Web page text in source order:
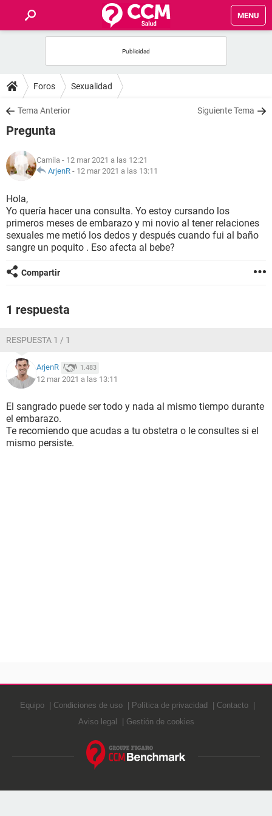
MENU
FOROS
SALUD
FAMILIA
NUTRICIÓN
BIENESTAR
SEXUALIDAD
GLOSARIO
Foros Sexualidad
Tema Anterior Siguiente Tema
Pregunta
Camila - 12 mar 2021 a las 12:21
ArjenR - 12 mar 2021 a las 13:11
Hola,
Yo quería hacer una consulta. Yo estoy cursando los
primeros meses de embarazo y mi novio al tener relaciones
sexuales me metió los dedos y después cuando fui al baño
sangre un poquito . Eso afecta al bebe?
Compartir
1 respuesta
RESPUESTA 1 / 1
ArjenR 1.483
12 mar 2021 a las 13:11
El sangrado puede ser todo y nada al mismo tiempo durante
el embarazo.
Te recomiendo que acudas a tu obstetra o le consultes si el
mismo persiste.
Equipo Condiciones de uso Política de privacidad
Contacto
Aviso legal
Gestión de cookies